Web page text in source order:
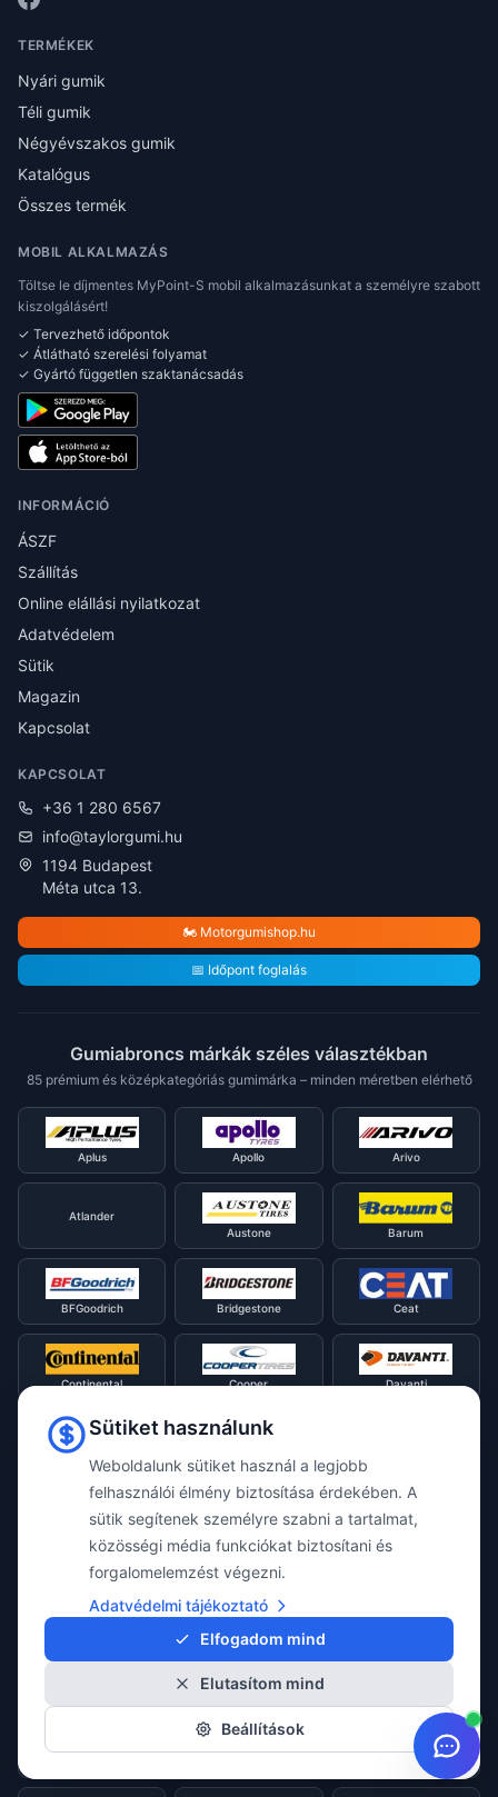
TERMÉKEK
Nyári gumik
Téli gumik
Négyévszakos gumik
Katalógus
Összes termék
MOBIL ALKALMAZÁS
Töltse le díjmentes MyPoint-S mobil alkalmazásunkat a személyre szabott
kiszolgálásért!
✓ Tervezhető időpontok
✓ Átlátható szerelési folyamat
✓ Gyártó független szaktanácsadás
INFORMÁCIÓ
ÁSZF
Szállítás
Online elállási nyilatkozat
Adatvédelem
Sütik
Magazin
Kapcsolat
KAPCSOLAT
+36 1 280 6567
info@taylorgumi.hu
1194 Budapest
Méta utca 13.
🏍️ Motorgumishop.hu
📅 Időpont foglalás
Gumiabroncs márkák széles választékban
85 prémium és középkategóriás gumimárka – minden méretben elérhető
Aplus Apollo Arivo
Atlander
Austone
Barum
BFGoodrich Bridgestone Ceat
Continental Cooper Davanti
Debica
Double Star
Falken Firestone
General
Gripmax
Sütiket használunk
Weboldalunk sütiket használ a legjobb
felhasználói élmény biztosítása érdekében. A
sütik segítenek személyre szabni a tartalmat,
közösségi média funkciókat biztosítani és
forgalomelemzést végezni.
Adatvédelmi tájékoztató
Elfogadom mind
Elutasítom mind
Beállítások